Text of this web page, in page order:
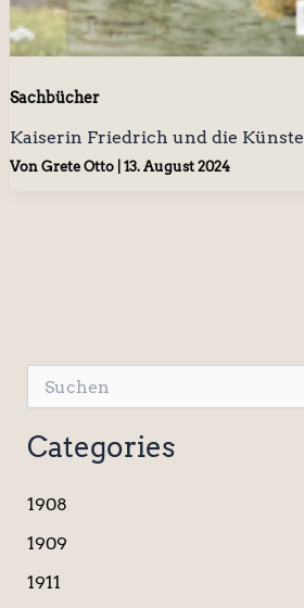
Sachbücher
Kaiserin Friedrich und die Künste
Von Grete Otto 13. August 2024
u
c
h
n
a
h
Categories
1908
1909
1911